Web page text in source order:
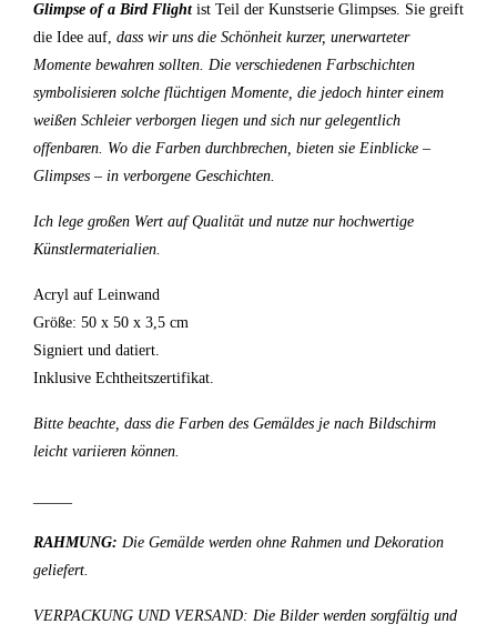
Glimpse of a Bird Flightist Teil der Kunstserie Glimpses. Sie greift
die Idee auf, dass wir uns die Schönheit kurzer, unerwarteter
Momente bewahren sollten. Die verschiedenen Farbschichten
symbolisieren solche flüchtigen Momente, die jedoch hinter einem
weißen Schleier verborgen liegen und sich nur gelegentlich
offenbaren. Wo die Farben durchbrechen, bieten sie Einblicke –
Glimpses – in verborgene Geschichten.
Ich lege großen Wert auf Qualität und nutze nur hochwertige
Künstlermaterialien.
Acryl auf Leinwand
Größe: 50 x 50 x 3,5 cm
Signiert und datiert.
Inklusive Echtheitszertifikat.
Bitte beachte, dass die Farben des Gemäldes je nach Bildschirm
leicht variieren können.
RAHMUNG: Die Gemälde werden ohne Rahmen und Dekoration
geliefert.
VERPACKUNG UND VERSAND: Die Bilder werden sorgfältig und